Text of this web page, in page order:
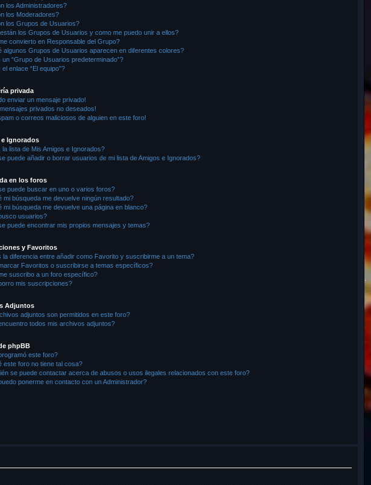
los Administradores?
los Moderadores?
los Grupos de Usuarios?
los Grupos de Usuarios y como me puedo unir a ellos?
convierto en Responsable del Grupo?
algunos Grupos de Usuarios aparecen en diferentes colores?
un “Grupo de Usuarios predeterminado”?
enlace “El equipo”?
privada
enviar un mensaje privado!
privados no deseados!
o correos maliciosos de alguien en este foro!
Ignorados
la lista de Mis Amigos e Ignorados?
puede añadir o borrar usuarios de mi lista de Amigos e Ignorados?
en los foros
puede buscar en uno o varios foros?
mi búsqueda me devuelve ningún resultado?
mi búsqueda me devuelve una página en blanco?
usuarios?
puede encontrar mis propios mensajes y temas?
y Favoritos
la diferencia entre añadir como Favorito y suscribirme a un tema?
Favoritos o suscribirse a temas específicos?
suscribo a un foro específico?
mis suscripciones?
Adjuntos
adjuntos son permitidos en este foro?
todos mis archivos adjuntos?
phpBB
este foro?
este foro no tiene tal cosa?
se puede contactar acerca de abusos o usos ilegales relacionados con este foro?
ponerme en contacto con un Administrador?